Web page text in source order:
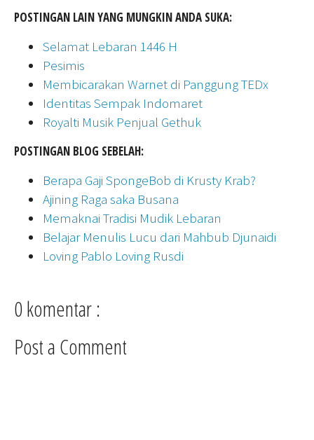
POSTINGAN LAIN YANG MUNGKIN ANDA SUKA:
Selamat Lebaran 1446 H
Pesimis
Membicarakan Warnet di Panggung TEDx
Identitas Sempak Indomaret
Royalti Musik Penjual Gethuk
POSTINGAN BLOG SEBELAH:
Berapa Gaji SpongeBob di Krusty Krab?
Ajining Raga saka Busana
Memaknai Tradisi Mudik Lebaran
Belajar Menulis Lucu dari Mahbub Djunaidi
Loving Pablo Loving Rusdi
0 komentar :
Post a Comment